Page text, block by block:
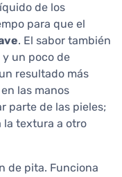
de los
para que el
. El sabor también
y un poco de
resultado más
las manos
parte de las pieles;
la textura a otro
de pita. Funciona